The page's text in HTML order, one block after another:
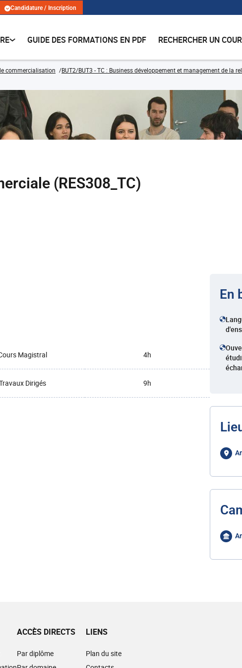
Candidature / Inscription
GUIDE DES FORMATIONS EN PDF RECHERCHER UN
commercialisation
BUT2/BUT3 - TC : Business développement et management de la
(RES308_TC)
Magistral 4h
Dirigés 9h
En
ACCÈS DIRECTS
Par diplôme
LIENS
Plan du site